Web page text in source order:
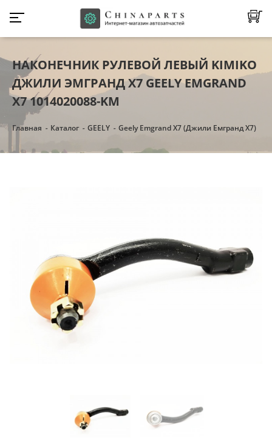
НАКОНЕЧНИК РУЛЕВОЙ ЛЕВЫЙ KIMIKO
ДЖИЛИ ЭМГРАНД Х7 GEELY EMGRAND
X7 1014020088-KM
Главная Каталог GEELY Geely Emgrand X7 (Джили Емгранд Х7)